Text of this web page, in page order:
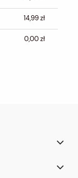
14,99 zł
0,00 zł